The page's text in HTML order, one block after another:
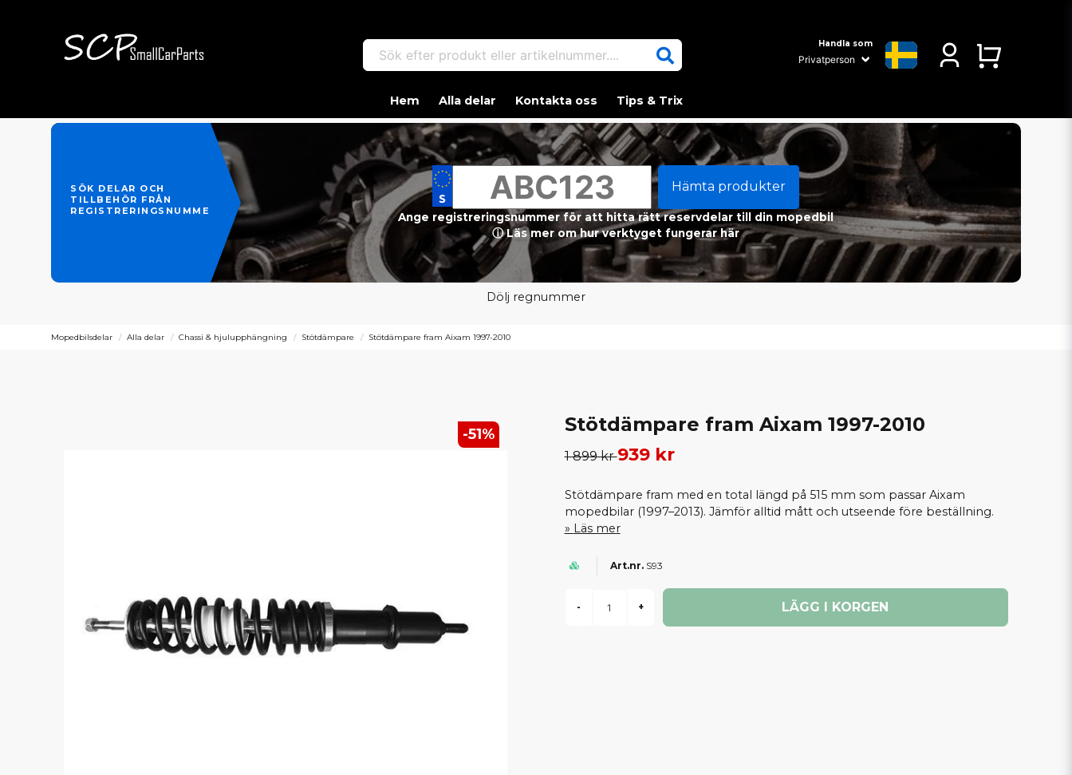
Sök efter produkt eller artikelnummer.... Handla som
Hem Alla delar Kontakta oss Tips & Trix
SÖK DELAR OCH
TILLBEHÖR FRÅN
REGISTRERINGSNUMMER
Hämta produkter
Ange registreringsnummer för att hitta rätt reservdelar till din mopedbil
ⓘ Läs mer om hur verktyget fungerar här
Dölj regnummer
Mopedbilsdelar Alla delar Chassi & hjulupphängning Stötdämpare Stötdämpare fram Aixam 1997-2010
-51% Stötdämpare fram Aixam 1997-2010
1 899 kr939 kr
Stötdämpare fram med en total längd på 515 mm som passar Aixam
mopedbilar (1997–2013). Jämför alltid mått och utseende före beställning.
Läs mer
S93
- + LÄGG I KORGEN